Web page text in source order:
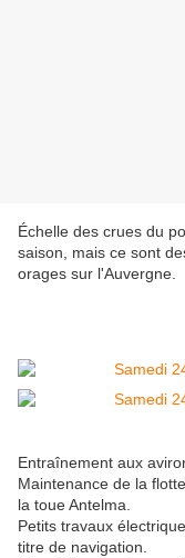
Échelle des crues du
saison, mais ce sont
orages sur l'Auvergne.
Entraînement aux
Maintenance de la
la toue Antelma.
Petits travaux
titre de navigation.